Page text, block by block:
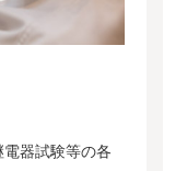
器試験等の各